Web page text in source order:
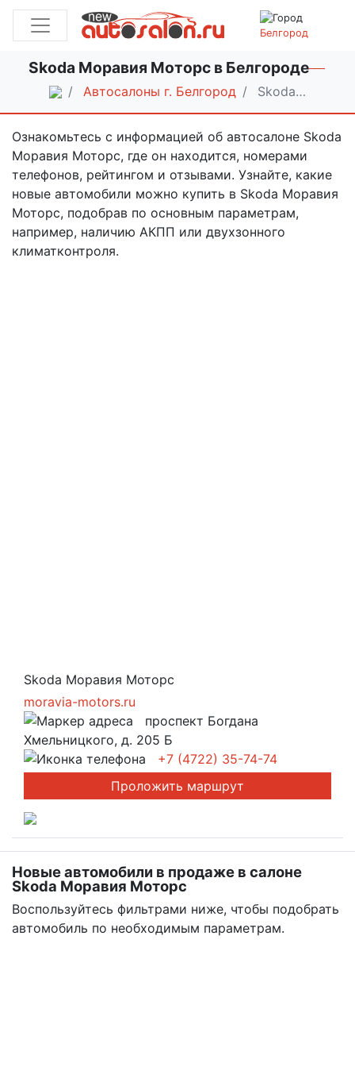
Белгород
Skoda Моравия Моторс в Белгороде
Автосалоны г. Белгород Skoda…
Ознакомьтесь с информацией об автосалоне Skoda
Моравия Моторс, где он находится, номерами
телефонов, рейтингом и отзывами. Узнайте, какие
новые автомобили можно купить в Skoda Моравия
Моторс, подобрав по основным параметрам,
например, наличию АКПП или двухзонного
климатконтроля.
Skoda Моравия Моторс
moravia-motors.ru
проспект Богдана
Хмельницкого, д. 205 Б
+7 (4722) 35-74-74
Проложить маршрут
Новые автомобили в продаже в салоне
Skoda Моравия Моторс
Воспользуйтесь фильтрами ниже, чтобы подобрать
автомобиль по необходимым параметрам.